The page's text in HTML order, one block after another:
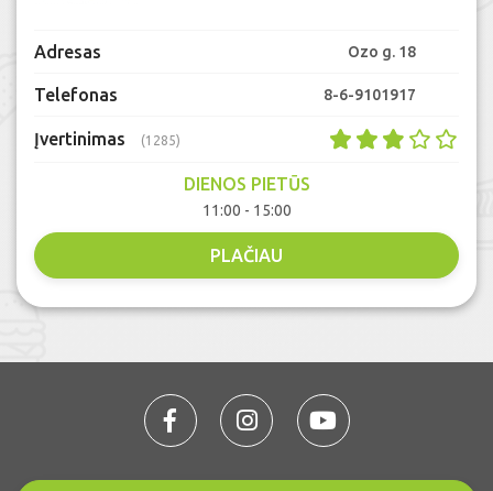
Adresas Ozo g. 18
Telefonas 8-6-9101917
Įvertinimas (1285)
DIENOS PIETŪS
11:00 - 15:00
PLAČIAU